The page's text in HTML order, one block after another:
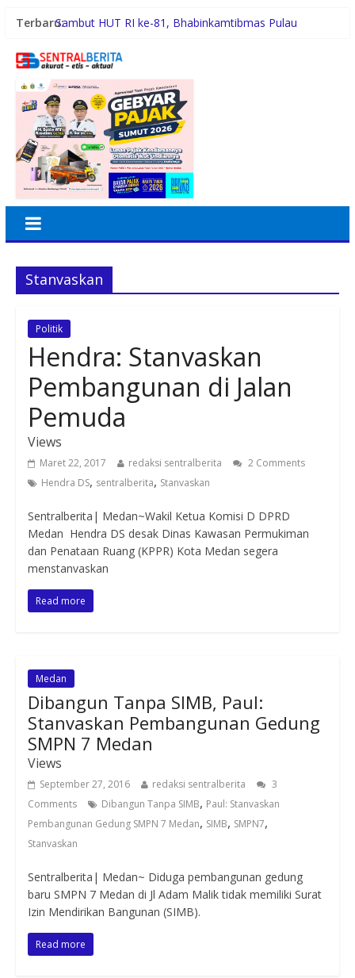
Terbaru:Sambut HUT RI ke-81, Bhabinkamtibmas Pulau
Tafoo’lo Nehe, Pelompat Batu Nias Mohon Diundang
Pemko Medan Didesak Prioritaskan Pembangunan
Jalan 2026
Dinkes Medan Didesak Lakukan Rehabilitasi Fasilitas
Puskesmas
Aipda Hery Gusnihardi Gelar Cooling System di Kuala
Silo Bestari, Ajak Warga Jaga Kamtibmas
Stanvaskan
Politik
Hendra: Stanvaskan
Pembangunan di Jalan
Pemuda
Views
Maret 22, 2017 redaksi sentralberita
2 Comments
Hendra DS, sentralberita, Stanvaskan
Sentralberita| Medan~Wakil Ketua Komisi D DPRD
Medan Hendra DS desak Dinas Kawasan Permukiman
dan Penataan Ruang (KPPR) Kota Medan segera
menstanvaskan
Read more
Medan
Dibangun Tanpa SIMB, Paul:
Stanvaskan Pembangunan Gedung
SMPN 7 Medan
Views
September 27, 2016 redaksi sentralberita
3
Comments
Dibangun Tanpa SIMB, Paul: Stanvaskan
Pembangunan Gedung SMPN 7 Medan, SIMB, SMPN7,
Stanvaskan
Sentralberita| Medan~ Diduga pembangunan gedung
baru SMPN 7 Medan di Jl Adam Malik tidak memiliki Surat
Izin Mendirikan Bangunan (SIMB).
Read more